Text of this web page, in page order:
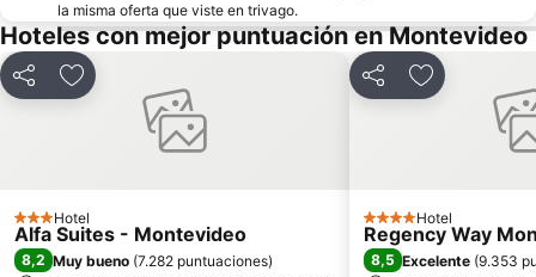
la misma oferta que viste en trivago.
Hoteles con mejor puntuación en Montevideo
CompartirAgregar a favoritos
3 Estrellas
Hotel
Alfa Suites - Montevideo
8,2 Muy bueno (7.282 puntuaciones)
CompartirAgregar a
4 Estrellas
Hotel
Regency Way
8,5 Excelente (9.353